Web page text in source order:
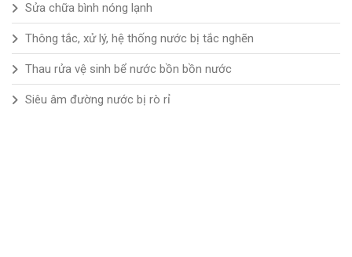
Sửa chữa bình nóng lạnh
Thông tắc, xử lý, hệ thống nước bị tắc nghẽn
Thau rửa vệ sinh bể nước bồn bồn nước
Siêu âm đường nước bị rò rỉ